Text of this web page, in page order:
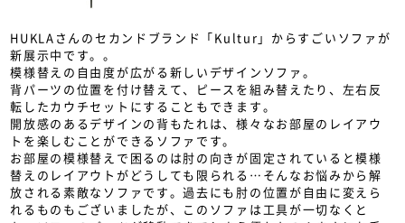
HUKLAさんのセカンドブランド「Kultur」からすごいソファが
新展示中です。。
模様替えの自由度が広がる新しいデザインソファ。
背パーツの位置を付け替えて、ピースを組み替えたり、左右反
転したカウチセットにすることもできます。
開放感のあるデザインの背もたれは、様々なお部屋のレイアウ
トを楽しむことができるソファです。
お部屋の模様替えで困るのは肘の向きが固定されていると模様
替えのレイアウトがどうしても限られる…そんなお悩みから解
放される素敵なソファです。過去にも肘の位置が自由に変えら
れるものもございましたが、このソファは工具が一切なくと